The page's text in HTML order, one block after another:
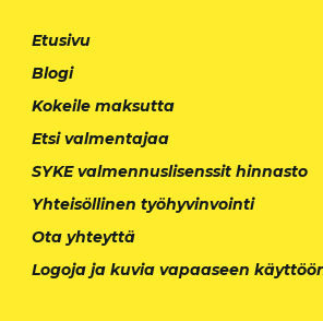
Etusivu
Blogi
Kokeile maksutta
Etsi valmentajaa
SYKE valmennuslisenssit hinnasto
Yhteisöllinen työhyvinvointi
Ota yhteyttä
Logoja ja kuvia vapaaseen